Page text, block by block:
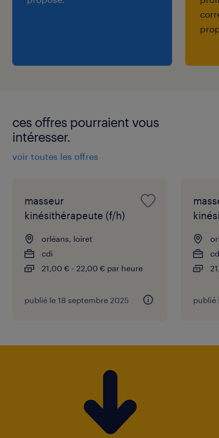
ces offres pourraient vous
intéresser.
voir toutes les offres
masseur
kinésithérapeute (f/h)
orléans, loiret
cdi
21,00 € - 22,00 € par heure
publié le 18 septembre 2025 publié